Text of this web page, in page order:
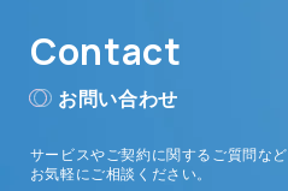
Contact
お問い合わせ
サービスやご契約に関するご質問など
お気軽にご相談ください。